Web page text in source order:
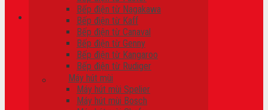
Chưa có sản phẩm trong giỏ hàng.
Bếp điện từ Nagakawa
Bếp điện từ Kaff
Bếp điện từ Canaval
Bếp điện từ Genny
Bếp điện từ Kangaroo
Bếp điện từ Rudiger
Máy hút mùi
Máy hút mùi Spelier
Máy hút mùi Bosch